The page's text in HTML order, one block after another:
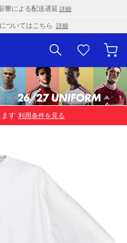
響による配送遅延 詳細
ついてはこちら 詳細
す 利用条件を見る